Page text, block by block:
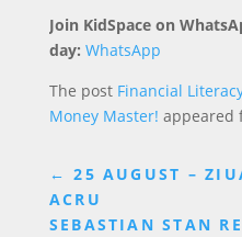
Join KidSpace on
day: WhatsApp
The post Financial
Money Master! appeared
←25 AUGUST –
ACRU
SEBASTIAN STAN